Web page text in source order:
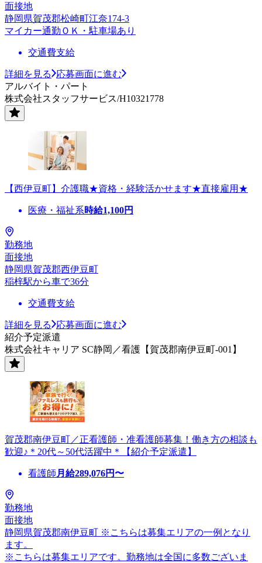
面接地
静岡県賀茂郡松崎町江奈174-3
マイカー通勤ＯＫ・駐車場あり
交通費支給
詳細を見る
応募画面に進む
アルバイト・パート
株式会社スタッフサービス/H10321778
【西伊豆町】介護職★資格・経験活かせます★直接雇用★
医療・福祉系時給1,100円
勤務地
面接地
静岡県賀茂郡西伊豆町
稲梓駅から車で36分
交通費支給
詳細を見る
応募画面に進む
紹介予定派遣
株式会社キャリア SC静岡／看護【賀茂郡南伊豆町-001】
賀茂郡南伊豆町／正看護師・准看護師募集！働き方の相談も
歓迎♪＊20代～50代活躍中＊【紹介予定派遣】
看護師 月給289,076円〜
勤務地
面接地
静岡県賀茂郡南伊豆町 ※こちらは募集エリアの一例となり
ます。
※こちらは募集エリアです。勤務地は全国に多数ございま